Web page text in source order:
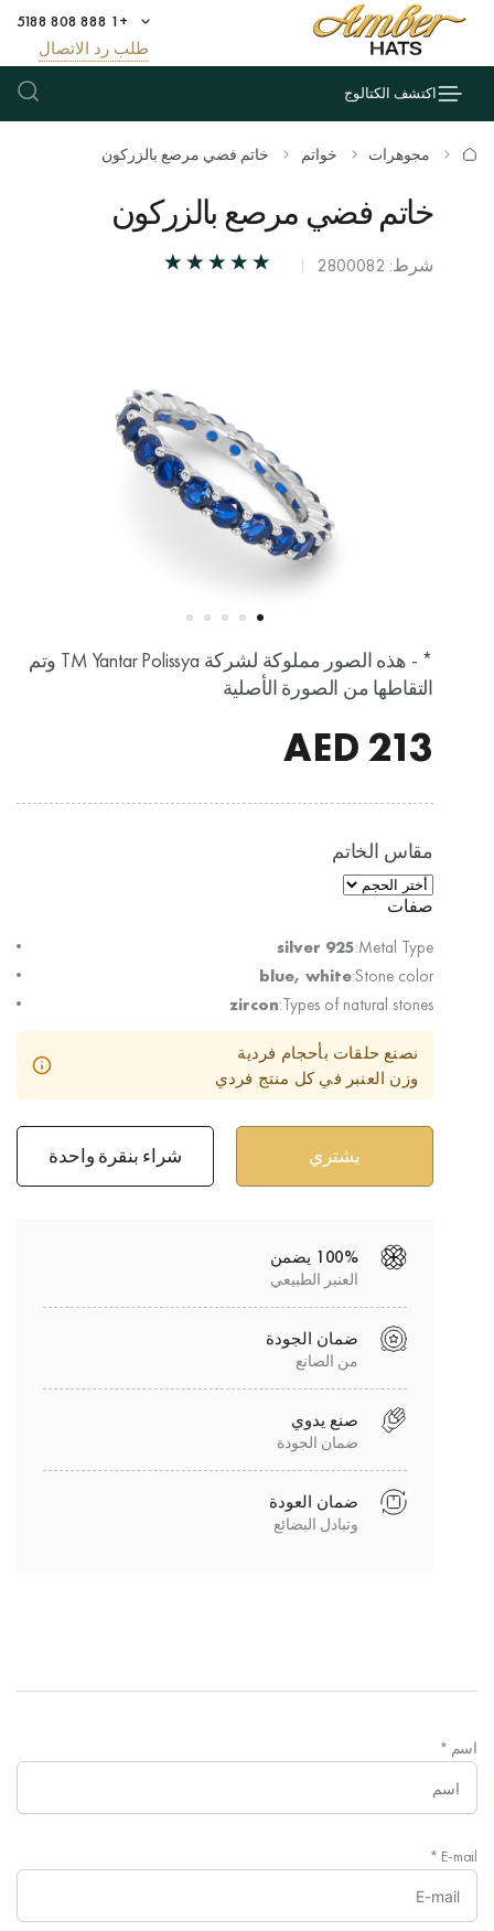
+1 888 808 5188
طلب رد الاتصال
اكتشف الكتالوج
مجوهرات خواتم خاتم فضي مرصع بالزركون
خاتم فضي مرصع بالزركون
شرط: 2800082
* - هذه الصور مملوكة لشركة TM Yantar Polissya وتم
التقاطها من الصورة الأصلية
213
مقاس الخاتم
صفات
Metal Type:
silver 925
Stone color:
blue, white
Types of natural stones:
zircon
نصنع حلقات بأحجام فردية
وزن العنبر في كل منتج فردي
شراء بنقرة واحدة
100% يضمن
العنبر الطبيعي
ضمان الجودة
من الصانع
صنع يدوي
ضمان الجودة
ضمان العودة
وتبادل البضائع
اسم *
E-mail
*